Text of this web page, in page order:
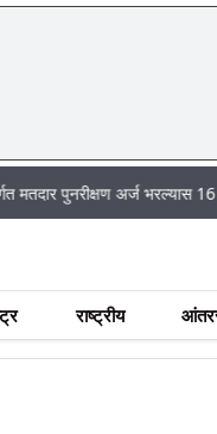
अर्ज भरल्यास 16 हजार
राष्ट्रीय